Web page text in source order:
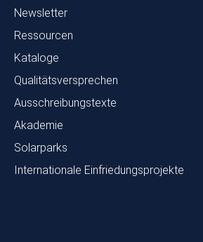
Newsletter
Ressourcen
Kataloge
Qualitätsversprechen
Ausschreibungstexte
Akademie
Solarparks
Internationale Einfriedungsprojekte